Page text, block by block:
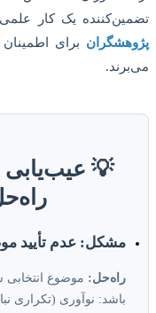
تضمین‌کننده یک کار
پژوهشگران برای
می‌برند.
💡
مشکل: عدم تأیید
راه‌حل: موضوع انتخابی
باشد: نوآوری (تکراری